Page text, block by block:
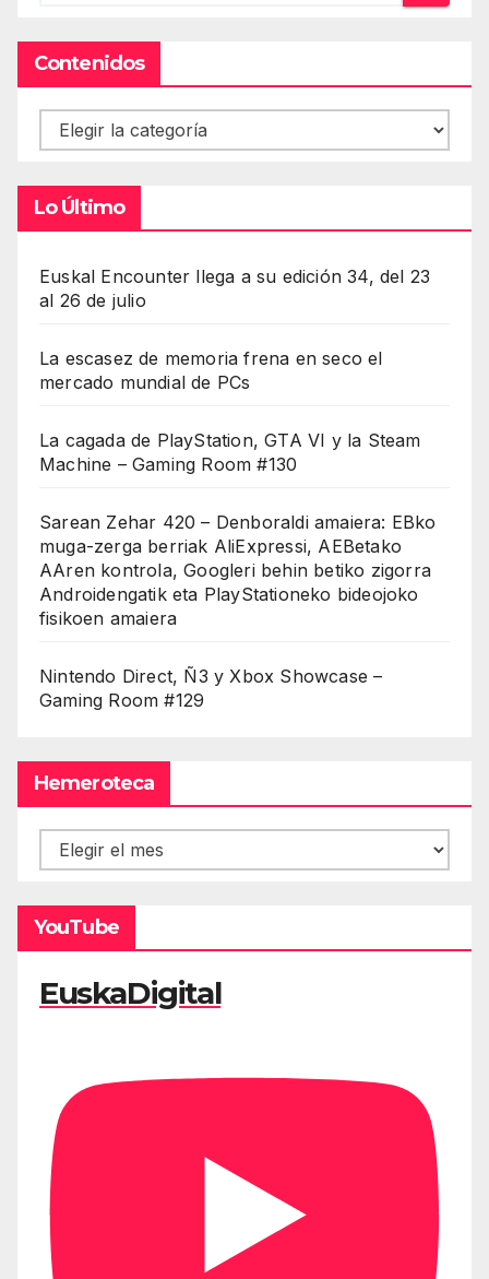
Contenidos
Contenidos
Lo Último
Euskal Encounter llega a su edición 34, del 23
al 26 de julio
La escasez de memoria frena en seco el
mercado mundial de PCs
La cagada de PlayStation, GTA VI y la Steam
Machine – Gaming Room #130
Sarean Zehar 420 – Denboraldi amaiera: EBko
muga-zerga berriak AliExpressi, AEBetako
AAren kontrola, Googleri behin betiko zigorra
Androidengatik eta PlayStationeko bideojoko
fisikoen amaiera
Nintendo Direct, Ñ3 y Xbox Showcase –
Gaming Room #129
Hemeroteca
Hemeroteca
YouTube
EuskaDigital